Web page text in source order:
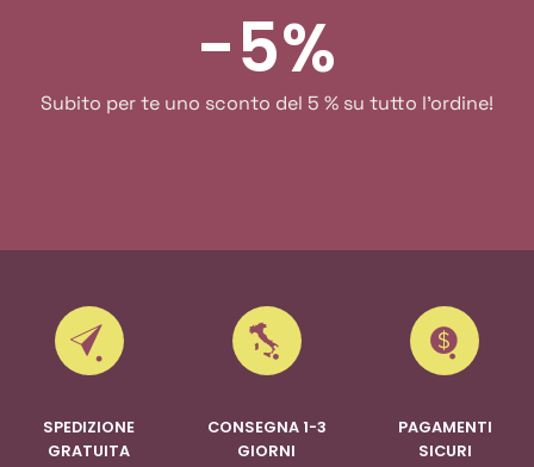
-5%
Subito per te uno sconto del 5 % su tutto l'ordine!
SPEDIZIONE
GRATUITA
CONSEGNA 1-3
GIORNI
PAGAMENTI
SICURI